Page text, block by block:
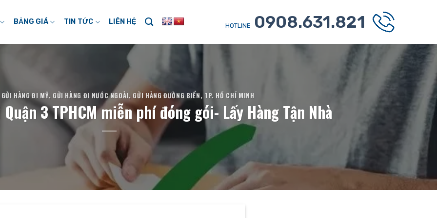
BẢNG GIÁ TIN TỨC LIÊN HỆ HOTLINE 0908.631.821
GỬI HÀNG ĐI MỸ, GỬI HÀNG ĐI NƯỚC NGOÀI, GỬI HÀNG ĐƯỜNG BIỂN, TP. HỒ CHÍ MINH
3 TPHCM miễn phí đóng gói- Lấy Hàng Tận Nhà